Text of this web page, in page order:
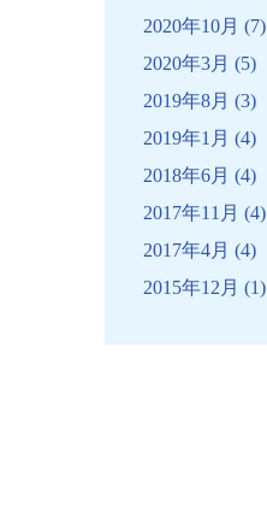
2020年10月 (7)
2020年3月 (5)
2019年8月 (3)
2019年1月 (4)
2018年6月 (4)
2017年11月 (4)
2017年4月 (4)
2015年12月 (1)